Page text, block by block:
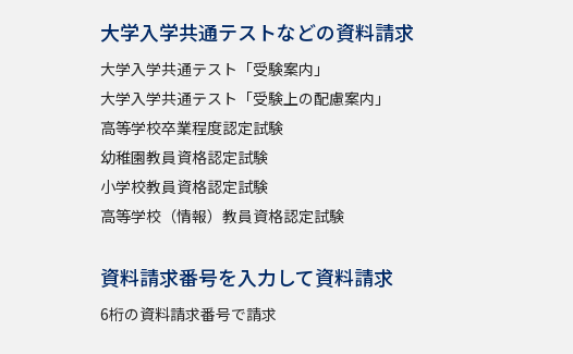
大学入学共通テストなどの資料請求
大学入学共通テスト「受験案内」
大学入学共通テスト「受験上の配慮案内」
高等学校卒業程度認定試験
幼稚園教員資格認定試験
小学校教員資格認定試験
高等学校（情報）教員資格認定試験
資料請求番号を入力して資料請求
6桁の資料請求番号で請求